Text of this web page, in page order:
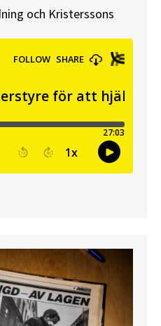
och Kristerssons